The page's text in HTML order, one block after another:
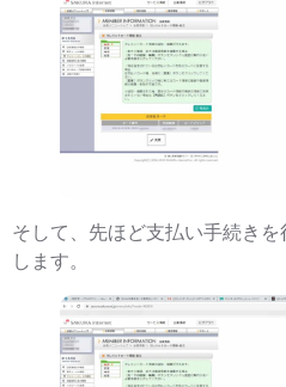
そして、先ほど支払い手続きを
します。